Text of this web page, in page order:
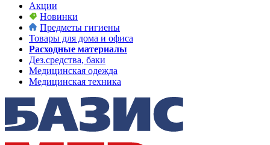
Акции
Новинки
Предметы гигиены
Товары для дома и офиса
Расходные материалы
Дез.средства, баки
Медицинская одежда
Медицинская техника